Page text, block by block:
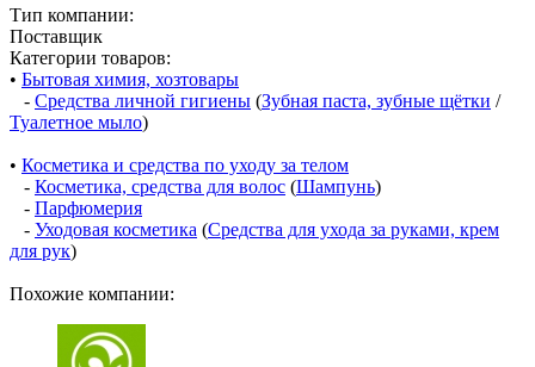
Тип компании:
Поставщик
Категории товаров:
• Бытовая химия, хозтовары
- Средства личной гигиены (Зубная паста, зубные щётки /
Туалетное мыло)
• Косметика и средства по уходу за телом
- Косметика, средства для волос (Шампунь)
- Парфюмерия
- Уходовая косметика (Средства для ухода за руками, крем
для рук)
Похожие компании: